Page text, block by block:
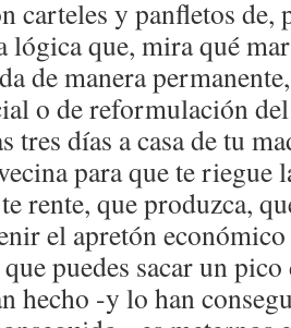
carteles y panfletos de,
que, mira qué
de manera
o de reformulación
tres días a casa de tu
para que te riegue
rente, que produzca,
el apretón
puedes sacar un
hecho -y lo han